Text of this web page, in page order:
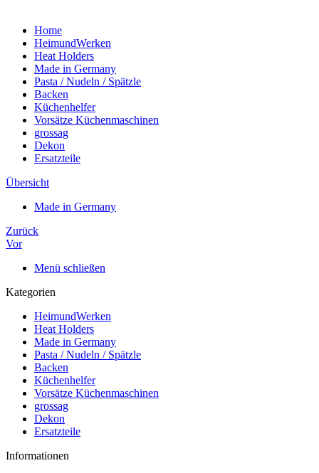
Home
HeimundWerken
Heat Holders
Made in Germany
Pasta / Nudeln / Spätzle
Backen
Küchenhelfer
Vorsätze Küchenmaschinen
grossag
Dekon
Ersatzteile
Übersicht
Made in Germany
Zurück
Vor
Menü schließen
Kategorien
HeimundWerken
Heat Holders
Made in Germany
Pasta / Nudeln / Spätzle
Backen
Küchenhelfer
Vorsätze Küchenmaschinen
grossag
Dekon
Ersatzteile
Informationen